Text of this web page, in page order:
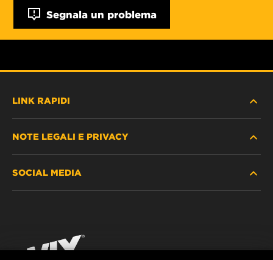
Segnala un problema
LINK RAPIDI
DOVE ACQUISTARE
CONTATTACI
NOTE LEGALI E PRIVACY
IMPRESSUM
SOCIAL MEDIA
YouTube